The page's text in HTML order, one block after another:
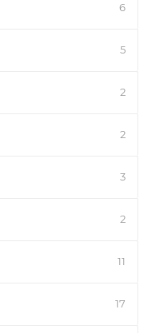
6
5
2
2
3
2
11
17